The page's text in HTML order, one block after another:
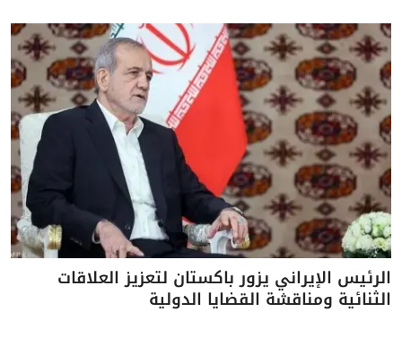
الرئيس الإيراني يزور باكستان لتعزيز العلاقات
الثنائية ومناقشة القضايا الدولية